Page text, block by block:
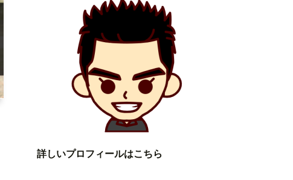
詳しいプロフィールはこちら